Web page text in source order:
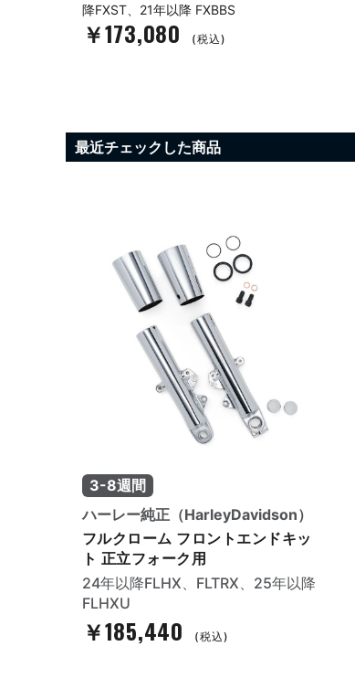
降FXST、21年以降 FXBBS
￥173,080 (税込)
最近チェックした商品
3-8週間
ハーレー純正（HarleyDavidson）
フルクローム フロントエンドキッ
ト 正立フォーク用
24年以降FLHX、FLTRX、25年以降
FLHXU
￥185,440 (税込)